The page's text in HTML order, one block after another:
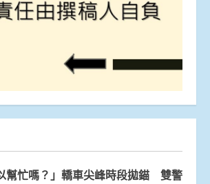
幫忙嗎？」轎車尖峰時段拋錨 雙警